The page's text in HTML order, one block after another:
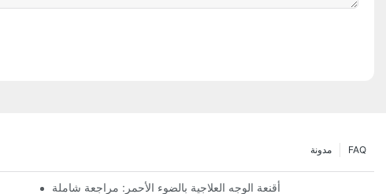
FAQ مدونة
أقنعة الوجه العلاجية بالضوء الأحمر: مراجعة شاملة